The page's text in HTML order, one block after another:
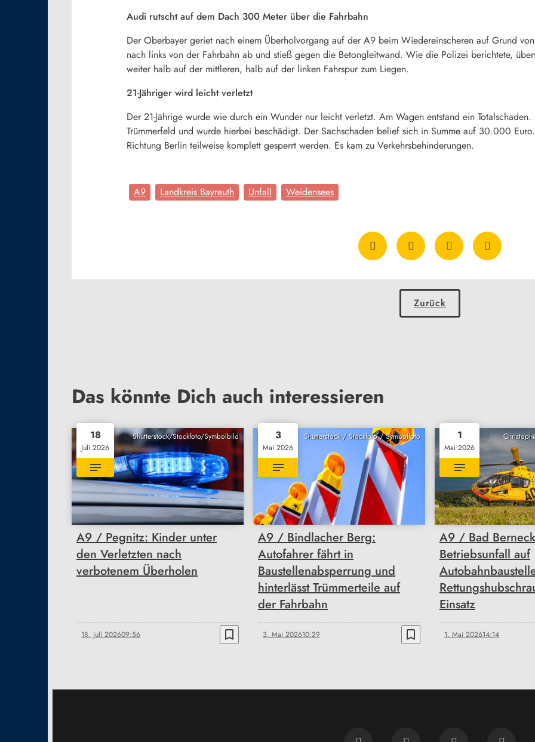
Audi rutscht auf dem Dach 300 Meter über die Fahrbahn
Der Oberbayer geriet nach einem Überholvorgang auf der A9 beim Wiedereinscheren auf Grund
nach links von der Fahrbahn ab und stieß gegen die Betongleitwand. Wie die Polizei berichtete,
weiter halb auf der mittleren, halb auf der linken Fahrspur zum Liegen.
21-Jähriger wird leicht verletzt
Der 21-Jährige wurde wie durch ein Wunder nur leicht verletzt. Am Wagen entstand ein
Trümmerfeld und wurde hierbei beschädigt. Der Sachschaden belief sich in Summe auf 30.000
Richtung Berlin teilweise komplett gesperrt werden. Es kam zu Verkehrsbehinderungen.
A9 Landkreis Bayreuth Unfall Weidensees
Zurück
Das könnte Dich auch interessieren
Shutterstock/Stockfoto/Symbolbild
18
Juli 2026
A9 / Pegnitz: Kinder unter
den Verletzten nach
verbotenem Überholen
18. Juli 202609:56 bookmark_border
Shutterstock / Stockfoto / Symbolfoto
3
Mai 2026
A9 / Bindlacher Berg:
Autofahrer fährt in
Baustellenabsperrung und
hinterlässt Trümmerteile auf
der Fahrbahn
3. Mai 202610:29 bookmark_border
1
Mai 2026
A9 / Bad
Betriebsunfall auf
Einsatz
1. Mai 202614:14